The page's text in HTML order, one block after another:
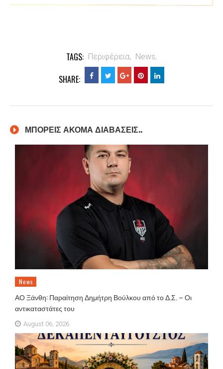
TAGS: Περιφέρεια, News,
SHARE:
ΜΠΟΡΕΙΣ ΑΚΟΜΑ ΔΙΑΒΑΣΕΙΣ..
News
ΑΟ Ξάνθη: Παραίτηση Δημήτρη Βούλκου από το Δ.Σ. – Οι
αντικαταστάτες του
August 06, 2026